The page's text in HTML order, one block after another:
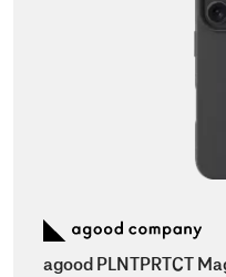
agood PLNTPRTCT